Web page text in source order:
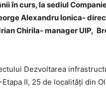
în curs, la sediul
Alexandru Ionica-
Chirila- manager UIP,
Dezvoltarea
II, 25 de localități din